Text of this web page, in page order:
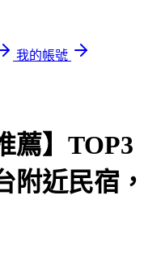
我的帳號
薦】TOP3
附近民宿，